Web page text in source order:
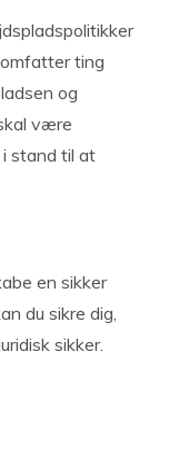
ting
og
være
stand til at
en sikker
du sikre dig,
sikker.